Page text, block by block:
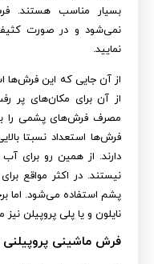
بسیار مناسب هستند.
نمی‌شود و در صورت
نمایید.
از آن جایی که این فرش‌ها
از آن برای مکان‌های پر
مصرف فرش‌های پشمی را
فرش‌ها استعداد نسبتا
دارند. از همین رو برای
نیستند. در اکثر مواقع
پشم استفاده می‌شود. اما
نایلون و یا پلی پروپیلن
فرش ماشینی پروپیلنی